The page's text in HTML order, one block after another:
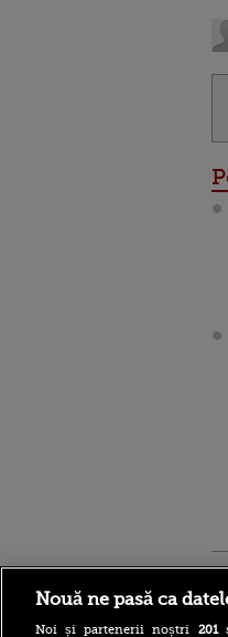
Nouă ne pasă ca
Noi și partenerii noștri 201